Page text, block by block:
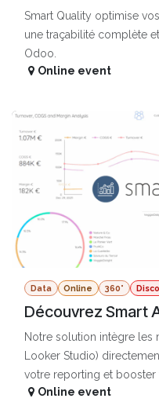
Smart Quality optimise
une traçabilité complète
Odoo.
Online event
Data Online 360°
Découvrez Smart
Notre solution intègre les
Looker Studio)
votre reporting et booster
Online event